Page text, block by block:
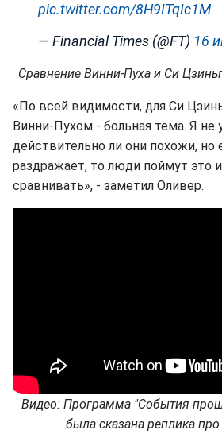
pic.twitter.com/8H9ITqIc1M
— Financial Times (@FT) 16
Сравнение Винни-Пуха и Си
«По всей видимости, для Си
Винни-Пухом - больная тема. Я не
действительно ли они похожи, но
раздражает, то люди поймут это
сравнивать», - заметил Оливер.
Видео: Программа "События
была сказана реплика